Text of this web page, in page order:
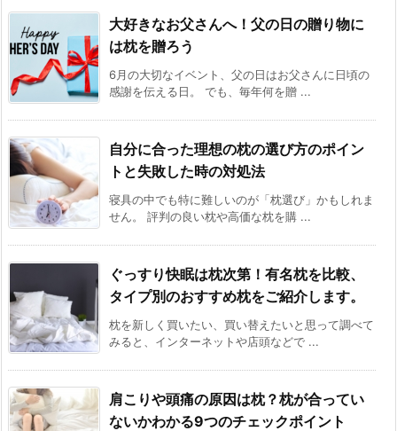
大好きなお父さんへ！父の日の贈り物に
は枕を贈ろう
6月の大切なイベント、父の日はお父さんに日頃の
感謝を伝える日。 でも、毎年何を贈 ...
自分に合った理想の枕の選び方のポイン
トと失敗した時の対処法
寝具の中でも特に難しいのが「枕選び」かもしれま
せん。 評判の良い枕や高価な枕を購 ...
ぐっすり快眠は枕次第！有名枕を比較、
タイプ別のおすすめ枕をご紹介します。
枕を新しく買いたい、買い替えたいと思って調べて
みると、インターネットや店頭などで ...
肩こりや頭痛の原因は枕？枕が合ってい
ないかわかる9つのチェックポイント